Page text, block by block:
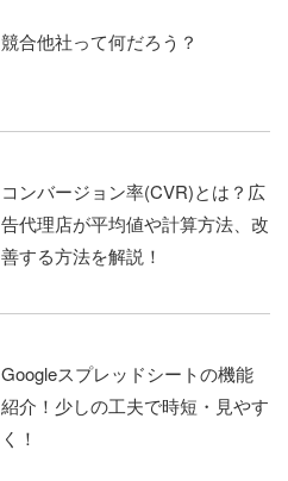
競合他社って何だろう？
コンバージョン率(CVR)とは？広
告代理店が平均値や計算方法、改
善する方法を解説！
Googleスプレッドシートの機能
紹介！少しの工夫で時短・見やす
く！